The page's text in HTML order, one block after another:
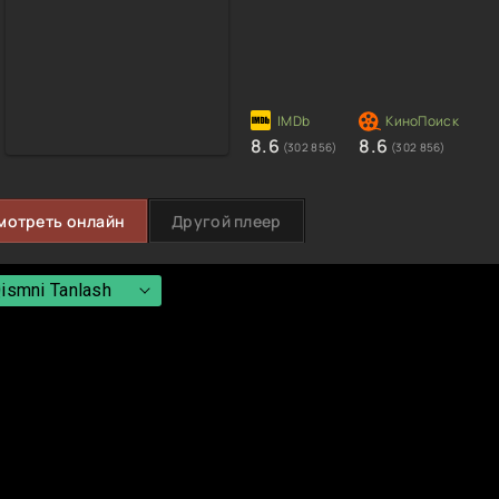
8.6 (302 856) 8.6 (302 856)
онлайн Другой плеер
Tanlash